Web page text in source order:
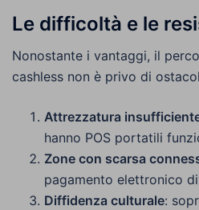
Le difficoltà e le
Nonostante i vantaggi, il
cashless non è privo di
Attrezzatura
hanno POS portatili
Zone con scarsa
pagamento elettronico
Diffidenza culturale: